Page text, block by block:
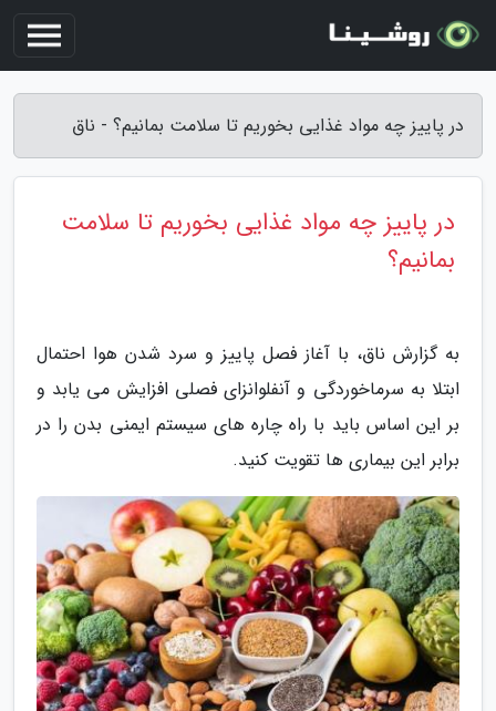
در پاییز چه مواد غذایی بخوریم تا سلامت بمانیم؟ - ناق
در پاییز چه مواد غذایی بخوریم تا سلامت
بمانیم؟
به گزارش ناق، با آغاز فصل پاییز و سرد شدن هوا احتمال
ابتلا به سرماخوردگی و آنفلوانزای فصلی افزایش می یابد و
بر این اساس باید با راه چاره های سیستم ایمنی بدن را در
برابر این بیماری ها تقویت کنید.